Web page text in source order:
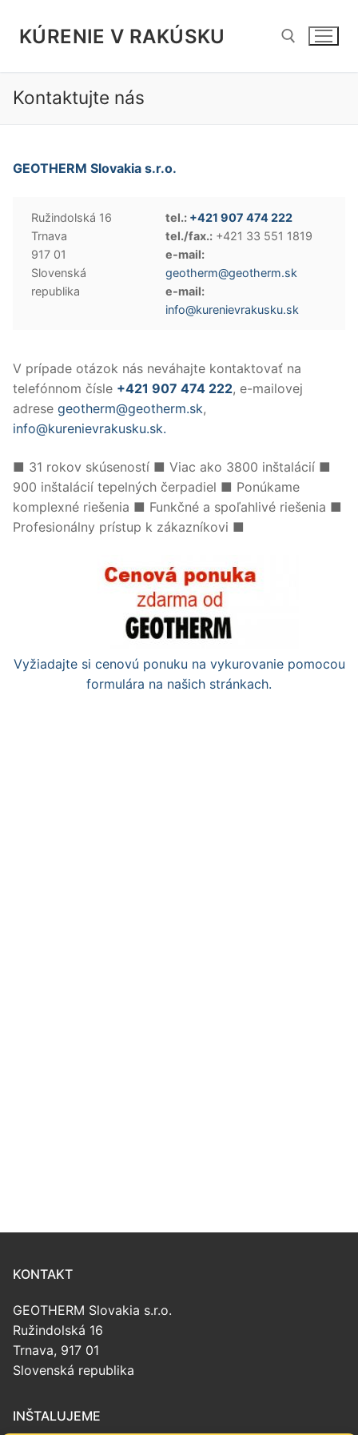
KÚRENIE V RAKÚSKU
Kontaktujte nás
GEOTHERM Slovakia s.r.o.
Ružindolská 16
Trnava
917 01
Slovenská
republika
tel.: +421 907 474 222
tel./fax.: +421 33 551 1819
e-mail:
geotherm@geotherm.sk
e-mail:
info@kurenievrakusku.sk
V prípade otázok nás neváhajte kontaktovať na
telefónnom čísle +421 907 474 222, e-mailovej
adrese geotherm@geotherm.sk,
info@kurenievrakusku.sk.
■ 31 rokov skúseností ■ Viac ako 3800 inštalácií ■
900 inštalácií tepelných čerpadiel ■ Ponúkame
komplexné riešenia ■ Funkčné a spoľahlivé riešenia ■
Profesionálny prístup k zákazníkovi ■
Vyžiadajte si cenovú ponuku na vykurovanie pomocou
formulára na našich stránkach.
KONTAKT
GEOTHERM Slovakia s.r.o.
Ružindolská 16
Trnava, 917 01
Slovenská republika
INŠTALUJEME